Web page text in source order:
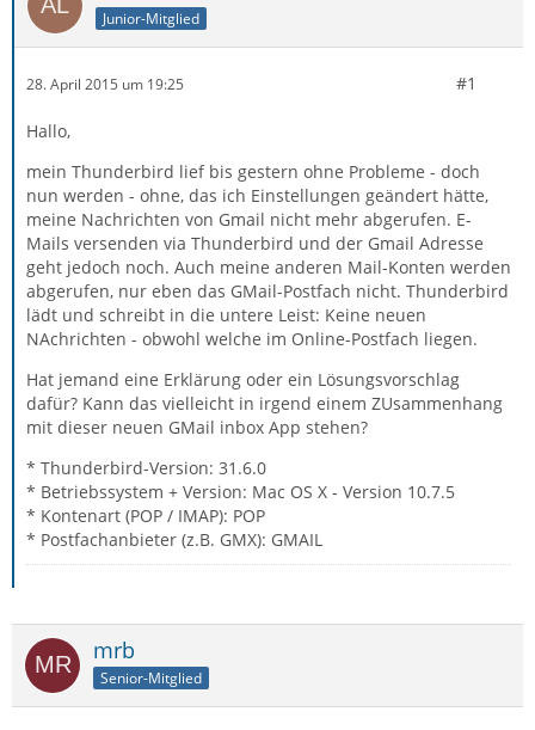
Junior-Mitglied
28. April 2015 um 19:25 #1
Hallo,
mein Thunderbird lief bis gestern ohne Probleme - doch
nun werden - ohne, das ich Einstellungen geändert hätte,
meine Nachrichten von Gmail nicht mehr abgerufen. E-
Mails versenden via Thunderbird und der Gmail Adresse
geht jedoch noch. Auch meine anderen Mail-Konten werden
abgerufen, nur eben das GMail-Postfach nicht. Thunderbird
lädt und schreibt in die untere Leist: Keine neuen
NAchrichten - obwohl welche im Online-Postfach liegen.
Hat jemand eine Erklärung oder ein Lösungsvorschlag
dafür? Kann das vielleicht in irgend einem ZUsammenhang
mit dieser neuen GMail inbox App stehen?
* Thunderbird-Version: 31.6.0
* Betriebssystem + Version: Mac OS X - Version 10.7.5
* Kontenart (POP / IMAP): POP
* Postfachanbieter (z.B. GMX): GMAIL
mrb
Senior-Mitglied